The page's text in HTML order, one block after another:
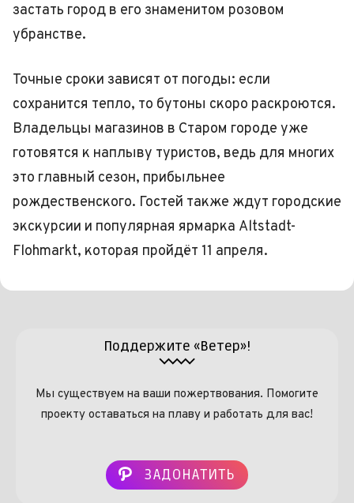
застать город в его знаменитом розовом
убранстве.
Точные сроки зависят от погоды: если
сохранится тепло, то бутоны скоро раскроются.
Владельцы магазинов в Старом городе уже
готовятся к наплыву туристов, ведь для многих
это главный сезон, прибыльнее
рождественского. Гостей также ждут городские
экскурсии и популярная ярмарка Altstadt-
Flohmarkt, которая пройдёт 11 апреля.
Поддержите «Ветер»!
Мы существуем на ваши пожертвования. Помогите
проекту оставаться на плаву и работать для вас!
ЗАДОНАТИТЬ